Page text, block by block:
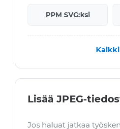
PPM SVG:ksi
Lisää JPEG-
Jos haluat jatkaa